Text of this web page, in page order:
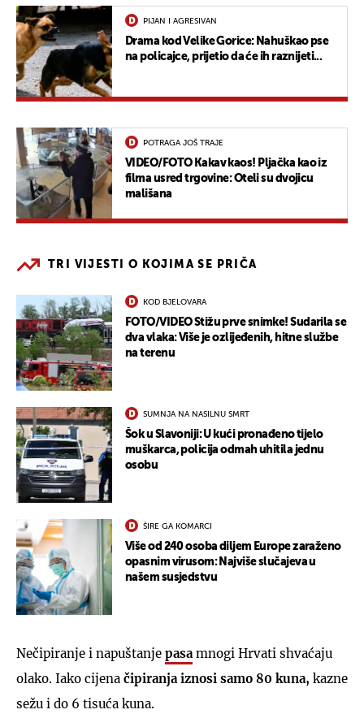
PIJAN I AGRESIVAN
Drama kod Velike Gorice: Nahuškao pse
na policajce, prijetio da će ih raznijeti...
POTRAGA JOŠ TRAJE
VIDEO/FOTO Kakav kaos! Pljačka kao iz
filma usred trgovine: Oteli su dvojicu
mališana
TRI VIJESTI O KOJIMA SE PRIČA
KOD BJELOVARA
FOTO/VIDEO Stižu prve snimke! Sudarila se
dva vlaka: Više je ozlijeđenih, hitne službe
na terenu
SUMNJA NA NASILNU SMRT
Šok u Slavoniji: U kući pronađeno tijelo
muškarca, policija odmah uhitila jednu
osobu
ŠIRE GA KOMARCI
Više od 240 osoba diljem Europe zaraženo
opasnim virusom: Najviše slučajeva u
našem susjedstvu
Nečipiranje i napuštanje pasa mnogi Hrvati shvaćaju
olako. Iako cijena čipiranja iznosi samo 80 kuna, kazne
sežu i do 6 tisuća kuna.